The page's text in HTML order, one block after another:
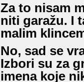
Za to nisam
niti garažu. I
malim
No, sad se
Izbori su za
imena koje